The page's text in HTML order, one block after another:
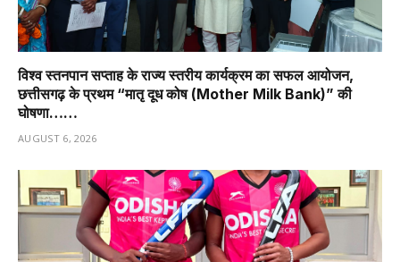
विश्व स्तनपान सप्ताह के राज्य स्तरीय कार्यक्रम का सफल आयोजन,
छत्तीसगढ़ के प्रथम “मातृ दूध कोष (Mother Milk Bank)” की
घोषणा……
AUGUST 6, 2026